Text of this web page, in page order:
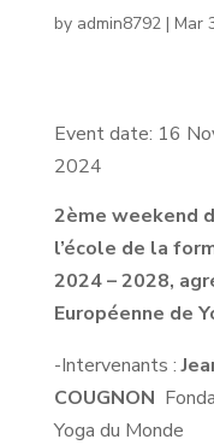
by admin8792| Mar
Event date: 16
2024
2ème weekend
l’école de la
2024 – 2028,
Européenne de
-Intervenants :
COUGNON
Yoga du Monde